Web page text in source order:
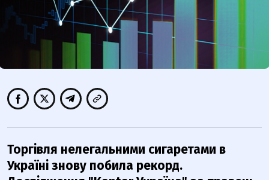
Торгівля нелегальними сигаретами в
Україні знову побила рекорд.